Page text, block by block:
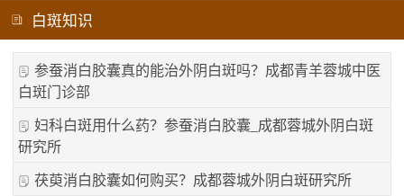
白斑知识
参蚕消白胶囊真的能治外阴白斑吗？成都青羊蓉城中医
白斑门诊部
妇科白斑用什么药？参蚕消白胶囊_成都蓉城外阴白斑
研究所
茯萸消白胶囊如何购买？成都蓉城外阴白斑研究所